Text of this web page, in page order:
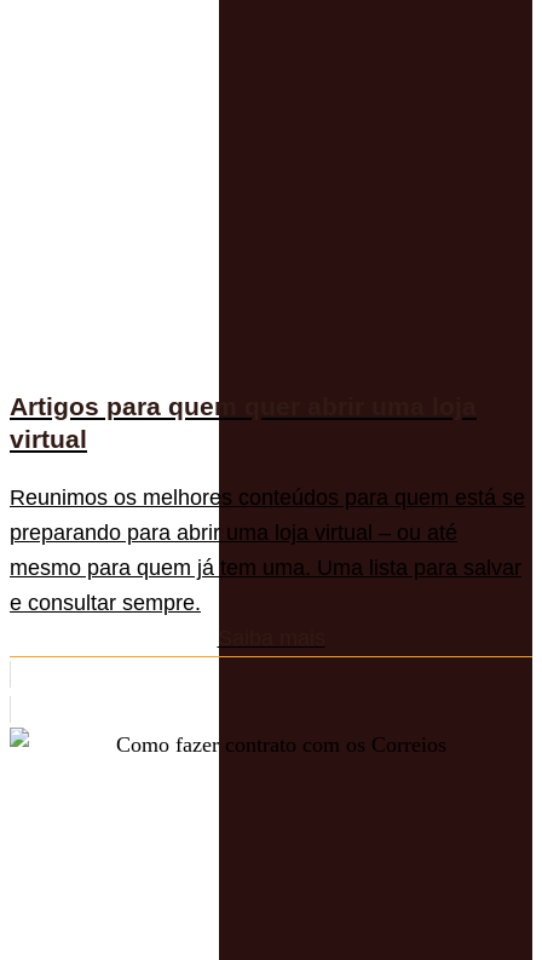
Artigos para quem quer abrir uma loja
virtual
Reunimos os melhores conteúdos para quem está se
preparando para abrir uma loja virtual – ou até
mesmo para quem já tem uma. Uma lista para salvar
e consultar sempre.